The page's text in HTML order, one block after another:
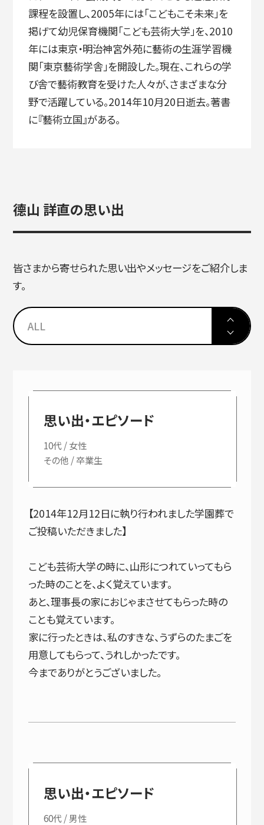
課程を設置し、2005年には「こどもこそ未来」を
掲げて幼児保育機関「こども芸術大学」を、2010
年には東京・明治神宮外苑に藝術の生涯学習機
関「東京藝術学舎」を開設した。現在、これらの学
び舎で藝術教育を受けた人々が、さまざまな分
野で活躍している。2014年10月20日逝去。著書
に『藝術立国』がある。
德山 詳直の思い出
皆さまから寄せられた思い出やメッセージをご紹介しま
す。
ALL
思い出・エピソード
10代 / 女性
その他 / 卒業生
【2014年12月12日に執り行われました学園葬で
ご投稿いただきました】
こども芸術大学の時に、山形につれていってもら
った時のことを、よく覚えています。
あと、理事長の家におじゃまさせてもらった時の
ことも覚えています。
家に行ったときは、私のすきな、うずらのたまごを
用意してもらって、うれしかったです。
今までありがとうございました。
思い出・エピソード
60代 / 男性